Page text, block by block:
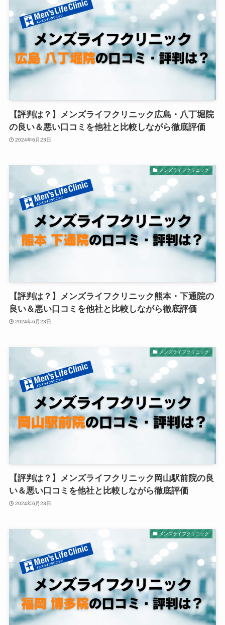
【評判は？】メンズライフクリニック広島・八丁堀院
の良い＆悪い口コミを他社と比較しながら徹底評価
2024年6月23日
メンズライフクリニック
【評判は？】メンズライフクリニック熊本・下通院の
良い＆悪い口コミを他社と比較しながら徹底評価
2024年6月23日
メンズライフクリニック
【評判は？】メンズライフクリニック岡山駅前院の良
い＆悪い口コミを他社と比較しながら徹底評価
2024年6月23日
メンズライフクリニック